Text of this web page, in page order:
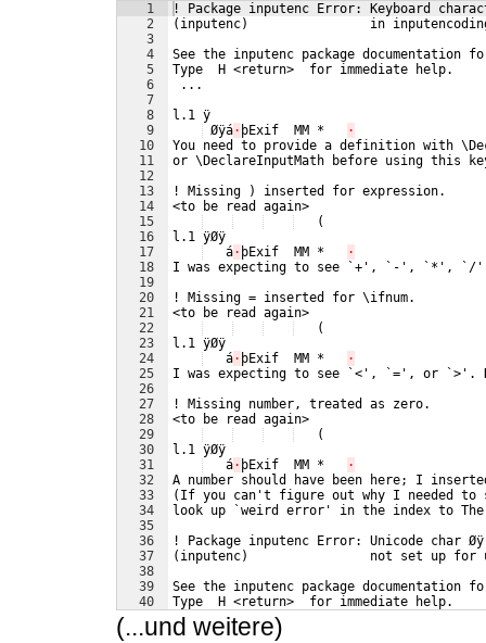
1
2
3
4
5
6
7
8
9
10
11
12
13
14
15
16
17
18
19
20
21
22
23
24
25
26
27
28
29
30
31
32
33
34
35
36
37
38
39
40
! Package inputenc Error: Keyboard
(inputenc)                in
See the inputenc package documentation
Type  H <return>  for immediate help.
...
l.1 ÿ
Øÿá· þExif  MM *
·
You need to provide a definition with
or \DeclareInputMath before using this
! Missing ) inserted for expression.
<to be read again>
   (
l.1 ÿØÿ
   á
· þExif  MM *
·
I was expecting to see `+', `-', `*',
! Missing = inserted for \ifnum.
<to be read again>
   (
l.1 ÿØÿ
   á
· þExif  MM *
·
I was expecting to see `<', `=', or `>'.
! Missing number, treated as zero.
<to be read again>
   (
l.1 ÿØÿ
   á
· þExif  MM *
·
A number should have been here; I
(If you can't figure out why I needed to
look up `weird error' in the index to The
! Package inputenc Error: Unicode char
(inputenc)                not set up for
See the inputenc package documentation
Type  H <return>  for immediate help.
...
(...und weitere)